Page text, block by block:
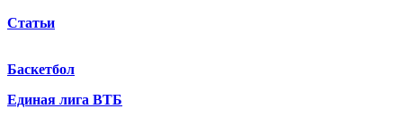
Статьи
Баскетбол
Единая лига ВТБ